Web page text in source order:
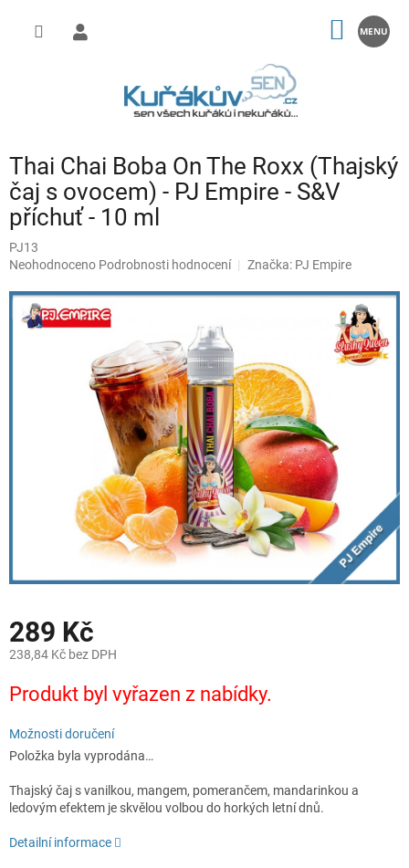
KOŠÍK
Thai Chai Boba On The Roxx (Thajský
čaj s ovocem) - PJ Empire - S&V
příchuť - 10 ml
PJ13
Průměrné
produktu
je
Neohodnoceno Podrobnosti hodnocení Značka: PJ Empire
289 Kč
238,84 Kč bez DPH
cena:
Produkt byl vyřazen z nabídky.
Možnosti doručení
Položka byla vyprodána…
Thajský čaj s vanilkou, mangem, pomerančem, mandarinkou a
ledovým efektem je skvělou volbou do horkých letní dnů.
Detailní informace